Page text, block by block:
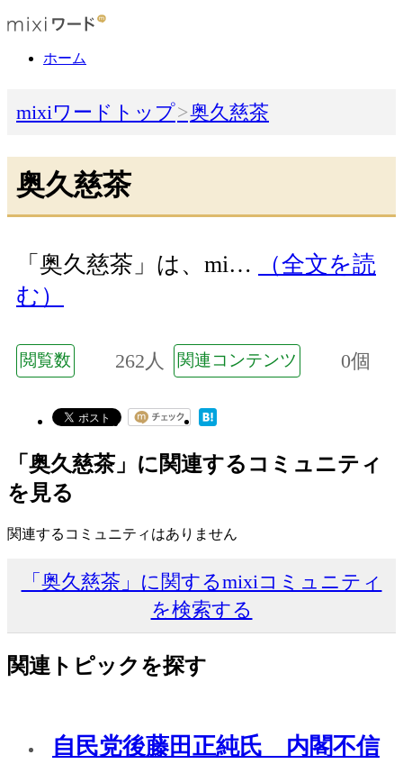
ホーム
mixiワードトップ 奥久慈茶
奥久慈茶
「奥久慈茶」は、mi…
（全文を読
む）
閲覧数 262人 関連コンテンツ 0個
「奥久慈茶」に関連するコミュニティ
を見る
関連するコミュニティはありません
「奥久慈茶」に関するmixiコミュニティ
を検索する
関連トピックを探す
自民党後藤田正純氏 内閣不信